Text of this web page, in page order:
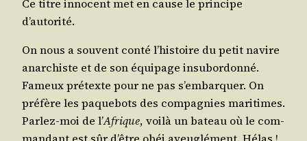
Ce titre inno­cent met en cause le prin­cipe
d’autorité.
On nous a sou­vent conté l’histoire du petit navire
anar­chiste et de son équi­page insu­bor­don­né.
Fameux pré­texte pour ne pas s’embarquer. On
pré­fère les paque­bots des com­pa­gnies mari­times.
Par­lez-moi de l’Afrique, voi­là un bateau où le com­